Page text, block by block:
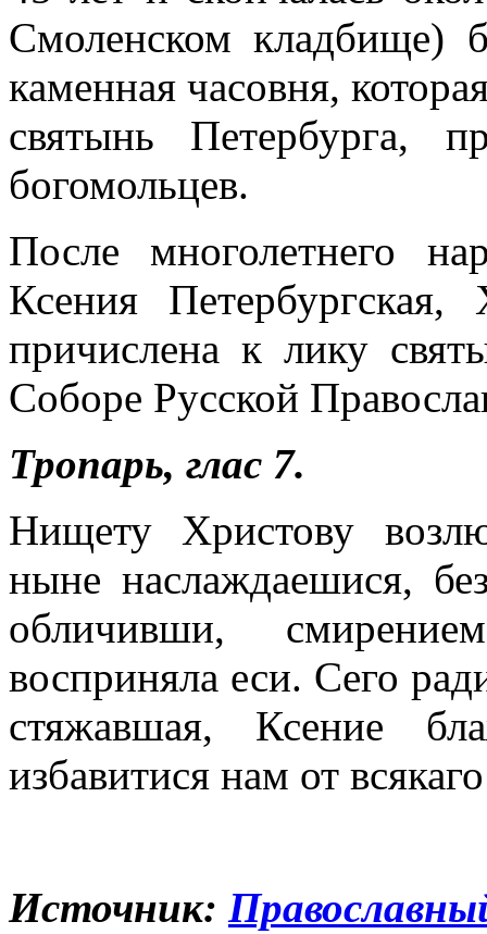
Смоленском кладбище)
каменная часовня,
святынь Петербурга,
богомольцев.
После многолетнего
Ксения
причислена к лику
Соборе Русской
Тропарь, глас 7.
Нищету Христову
ныне наслаждаешися,
обличивши,
восприняла еси. Сего
стяжавшая, Ксение
избавитися нам от
Источник: